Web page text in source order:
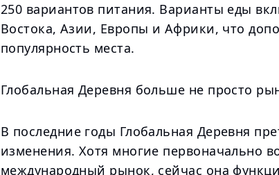
250 вариантов питания. Варианты еды
Востока, Азии, Европы и Африки, что
популярность места.
Глобальная Деревня больше не просто
В последние годы Глобальная Деревня
изменения. Хотя многие первоначально
международный рынок, сейчас она